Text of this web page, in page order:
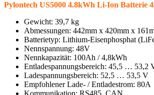
Pylontech US5000 4.8kWh Li-Ion Batterie
Gewicht: 39,7 kg
Abmessungen: 442mm x 420mm x
Batterietyp: Lithium-Eisenphosphat
Nennspannung: 48V
Nennkapazität: 100Ah / 4,8kWh
Entladespannungsbereich: 45,5 … 53,2
Ladespannungsbereich: 52,5 … 53,5 V
Empfohlener Lade- / Entladestrom: 80A